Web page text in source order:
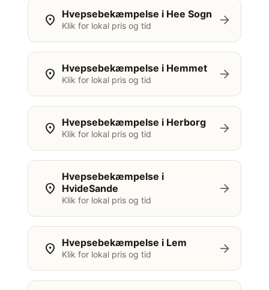
location_on Hvepsebekæmpelse i Hee Sogn
Klik for lokal pris og tid arrow_forward
location_on Hvepsebekæmpelse i Hemmet
Klik for lokal pris og tid arrow_forward
location_on Hvepsebekæmpelse i Herborg
Klik for lokal pris og tid arrow_forward
location_on
Hvepsebekæmpelse i
HvideSande
Klik for lokal pris og tid
arrow_forward
location_on Hvepsebekæmpelse i Lem
Klik for lokal pris og tid arrow_forward